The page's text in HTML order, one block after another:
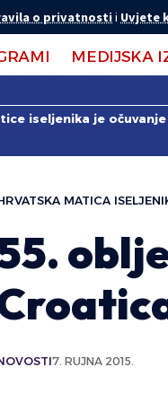
o privatnostii Uvjete
MEDIJSKA
iseljenika je
MATICA
7. RUJNA 2015.